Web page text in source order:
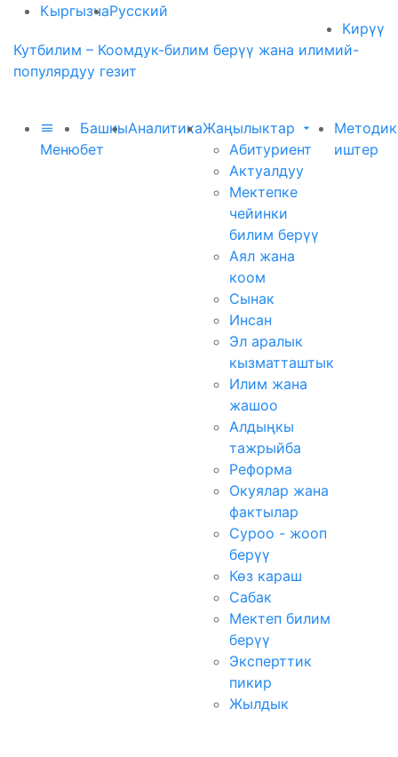
КыргызчаРусский
Кирүү
Кутбилим – Коомдук-билим берүү жана илимий-
популярдуу гезит
Меню
Башкы
бет
АналитикаЖаңылыктар
Абитуриент
Актуалдуу
Мектепке
чейинки
билим берүү
Аял жана
коом
Сынак
Инсан
Эл аралык
кызматташтык
Илим жана
жашоо
Алдыңкы
тажрыйба
Реформа
Окуялар жана
фактылар
Суроо - жооп
берүү
Көз караш
Сабак
Мектеп билим
берүү
Эксперттик
пикир
Жылдык
иштер